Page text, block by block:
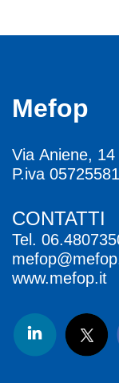
Mefop
Via Aniene,
P.iva
CONTATTI
Tel.
www.mefop.it